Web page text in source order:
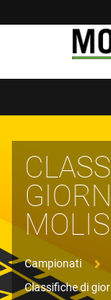
Campionati
Classifiche di